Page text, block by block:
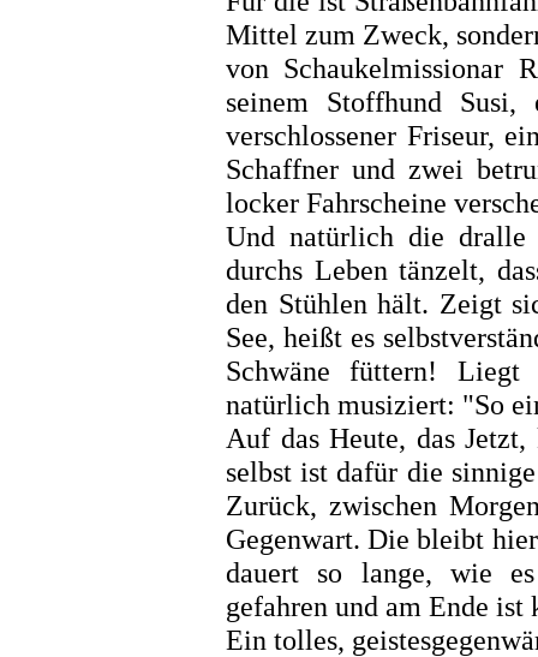
Mittel zum Zweck,
von Schaukelmissionar
seinem Stoffhund Susi,
verschlossener Friseur,
Schaffner und zwei
locker Fahrscheine
Und natürlich die dralle
durchs Leben tänzelt,
den Stühlen hält. Zeigt
See, heißt es
Schwäne füttern!
natürlich musiziert: "So
Auf das Heute, das
selbst ist dafür die
Zurück, zwischen
Gegenwart. Die bleibt
dauert so lange, wie
gefahren und am Ende
Ein tolles,